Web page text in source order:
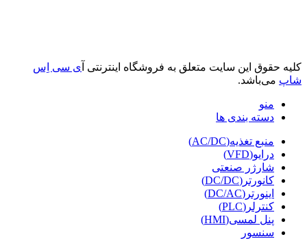
کلیه حقوق این سایت متعلق به فروشگاه اینترنتی آ ی سی اِس
شاپ می‌باشد.
منو
دسته بندی ها
منبع تغذیه(AC/DC)
درایو(VFD)
شارژر صنعتی
کانورتر(DC/DC)
اینورتر(DC/AC)
کنترلر(PLC)
پنل لمسی(HMI)
سنسور